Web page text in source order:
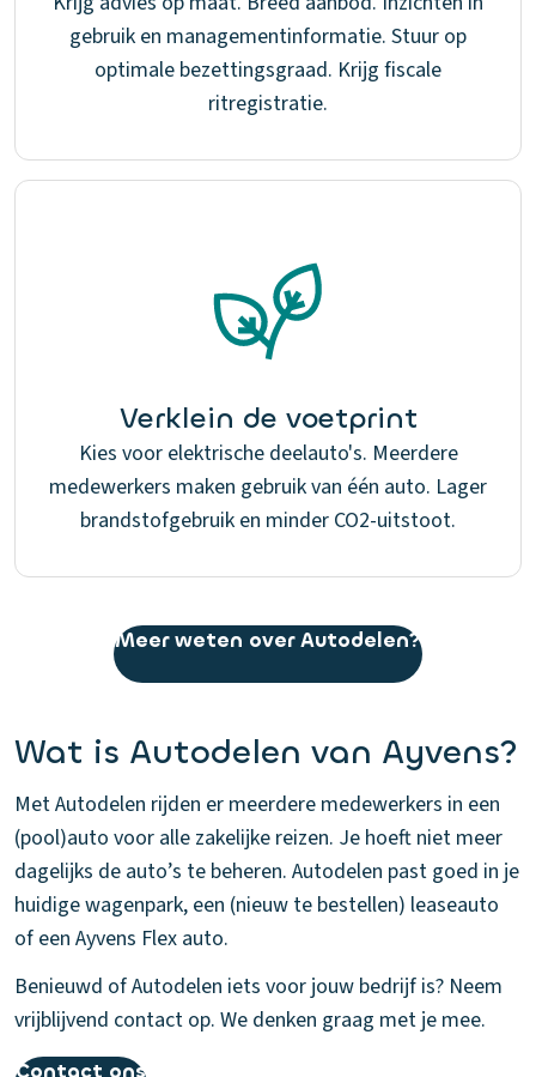
gebruik en managementinformatie. Stuur op
optimale bezettingsgraad. Krijg fiscale
ritregistratie.
Verklein de voetprint
Kies voor elektrische deelauto's. Meerdere
medewerkers maken gebruik van één auto. Lager
brandstofgebruik en minder CO2-uitstoot.
Meer weten over Autodelen?
Wat is Autodelen van Ayvens?
Met Autodelen rijden er meerdere medewerkers in een
(pool)auto voor alle zakelijke reizen. Je hoeft niet meer
dagelijks de auto’s te beheren. Autodelen past goed in je
huidige wagenpark, een (nieuw te bestellen) leaseauto
of een Ayvens Flex auto.
Benieuwd of Autodelen iets voor jouw bedrijf is? Neem
vrijblijvend contact op. We denken graag met je mee.